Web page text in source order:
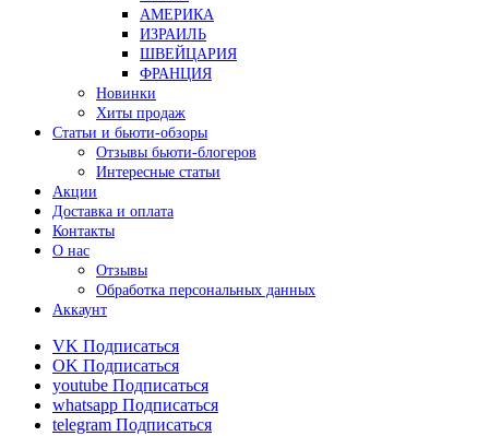
АМЕРИКА
ИЗРАИЛЬ
ШВЕЙЦАРИЯ
ФРАНЦИЯ
Новинки
Хиты продаж
Статьи и бьюти-обзоры
Отзывы бьюти-блогеров
Интересные статьи
Акции
Доставка и оплата
Контакты
О нас
Отзывы
Обработка персональных данных
Аккаунт
VK Подписаться
OK Подписаться
youtube Подписаться
whatsapp Подписаться
telegram Подписаться